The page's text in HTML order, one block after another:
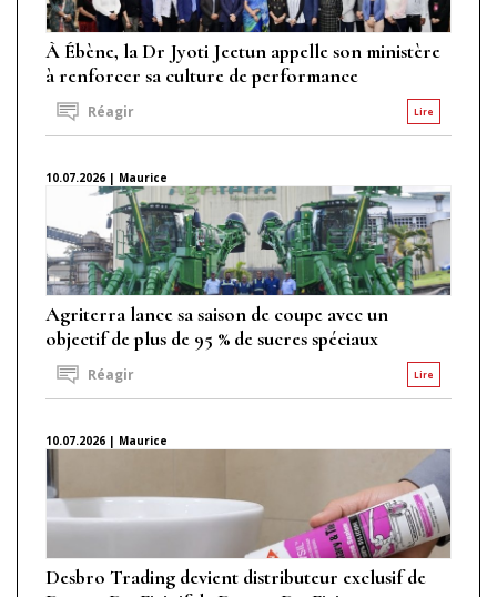
À Ébène, la Dr Jyoti Jeetun appelle son ministère
à renforcer sa culture de performance
Lire
Réagir
10.07.2026 | Maurice
Agriterra lance sa saison de coupe avec un
objectif de plus de 95 % de sucres spéciaux
Lire
Réagir
10.07.2026 | Maurice
Desbro Trading devient distributeur exclusif de